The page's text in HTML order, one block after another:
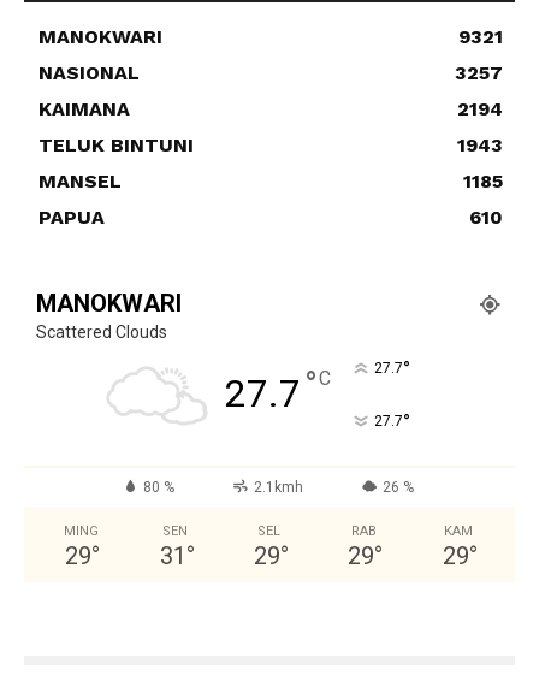
MANOKWARI
9321
NASIONAL
3257
KAIMANA
2194
TELUK BINTUNI
1943
MANSEL
1185
PAPUA
610
MANOKWARI
Scattered Clouds
27.7 °C 27.7°
27.7°
80 % 2.1kmh 26 %
MING
29°
SEN
31 °
SEL
29°
RAB
29°
KAM
29°